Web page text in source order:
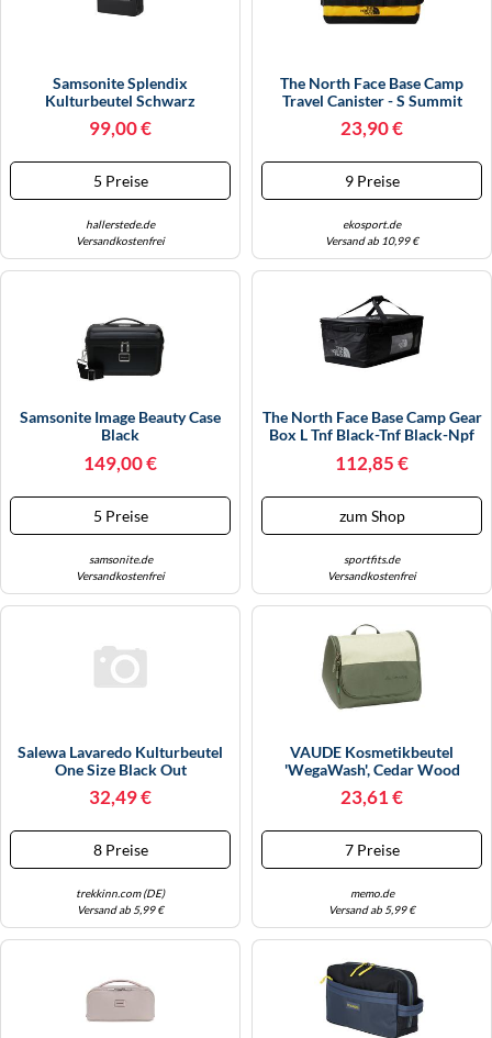
Samsonite Splendix
Kulturbeutel Schwarz
99,00 €
5 Preise
hallerstede.de
Versandkostenfrei
The North Face Base Camp
Travel Canister - S Summit
Gold/tnf Black/n
23,90 €
9 Preise
ekosport.de
Versand ab 10,99 €
Samsonite Image Beauty Case
Black
149,00 €
5 Preise
samsonite.de
Versandkostenfrei
The North Face Base Camp Gear
Box L Tnf Black-Tnf Black-Npf
112,85 €
zum Shop
sportfits.de
Versandkostenfrei
Salewa Lavaredo Kulturbeutel
One Size Black Out
32,49 €
8 Preise
trekkinn.com (DE)
Versand ab 5,99 €
VAUDE Kosmetikbeutel
'WegaWash', Cedar Wood
23,61 €
7 Preise
memo.de
Versand ab 5,99 €